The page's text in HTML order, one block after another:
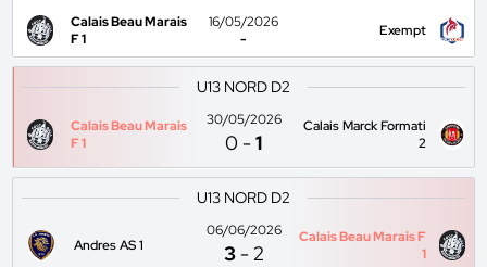
Calais Beau Marais
F 1
16/05/2026
-
Exempt
U13 NORD D2
Calais Beau Marais
F 1
30/05/2026
0 -1
Calais Marck Formati
2
U13 NORD D2
Andres AS 1
06/06/2026
3 -2
Calais Beau Marais F
1